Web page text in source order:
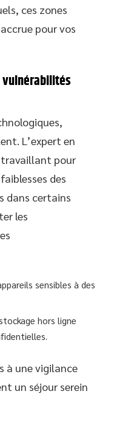
ces zones
pour vos
L’expert en
pour
des
dans certains
les
sensibles à des
hors ligne
à une vigilance
un séjour serein